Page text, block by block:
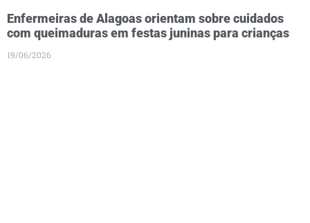
Enfermeiras de Alagoas orientam sobre cuidados
com queimaduras em festas juninas para crianças
19/06/2026